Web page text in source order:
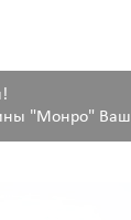
"Монро"